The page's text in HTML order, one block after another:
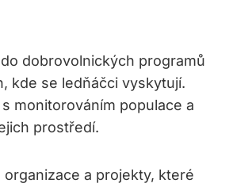
dobrovolnických programů
kde se ledňáčci vyskytují.
monitorováním populace a
prostředí.
organizace a projekty, které